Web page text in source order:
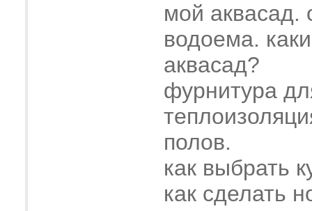
мой аквасад.
водоема.
аквасад?
фурнитура
полов.
как выбрать
как сделать